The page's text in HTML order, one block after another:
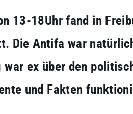
13-18Uhr fand in
Die Antifa war
war ex über den
und Fakten